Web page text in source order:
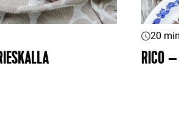
20 min
RICO –